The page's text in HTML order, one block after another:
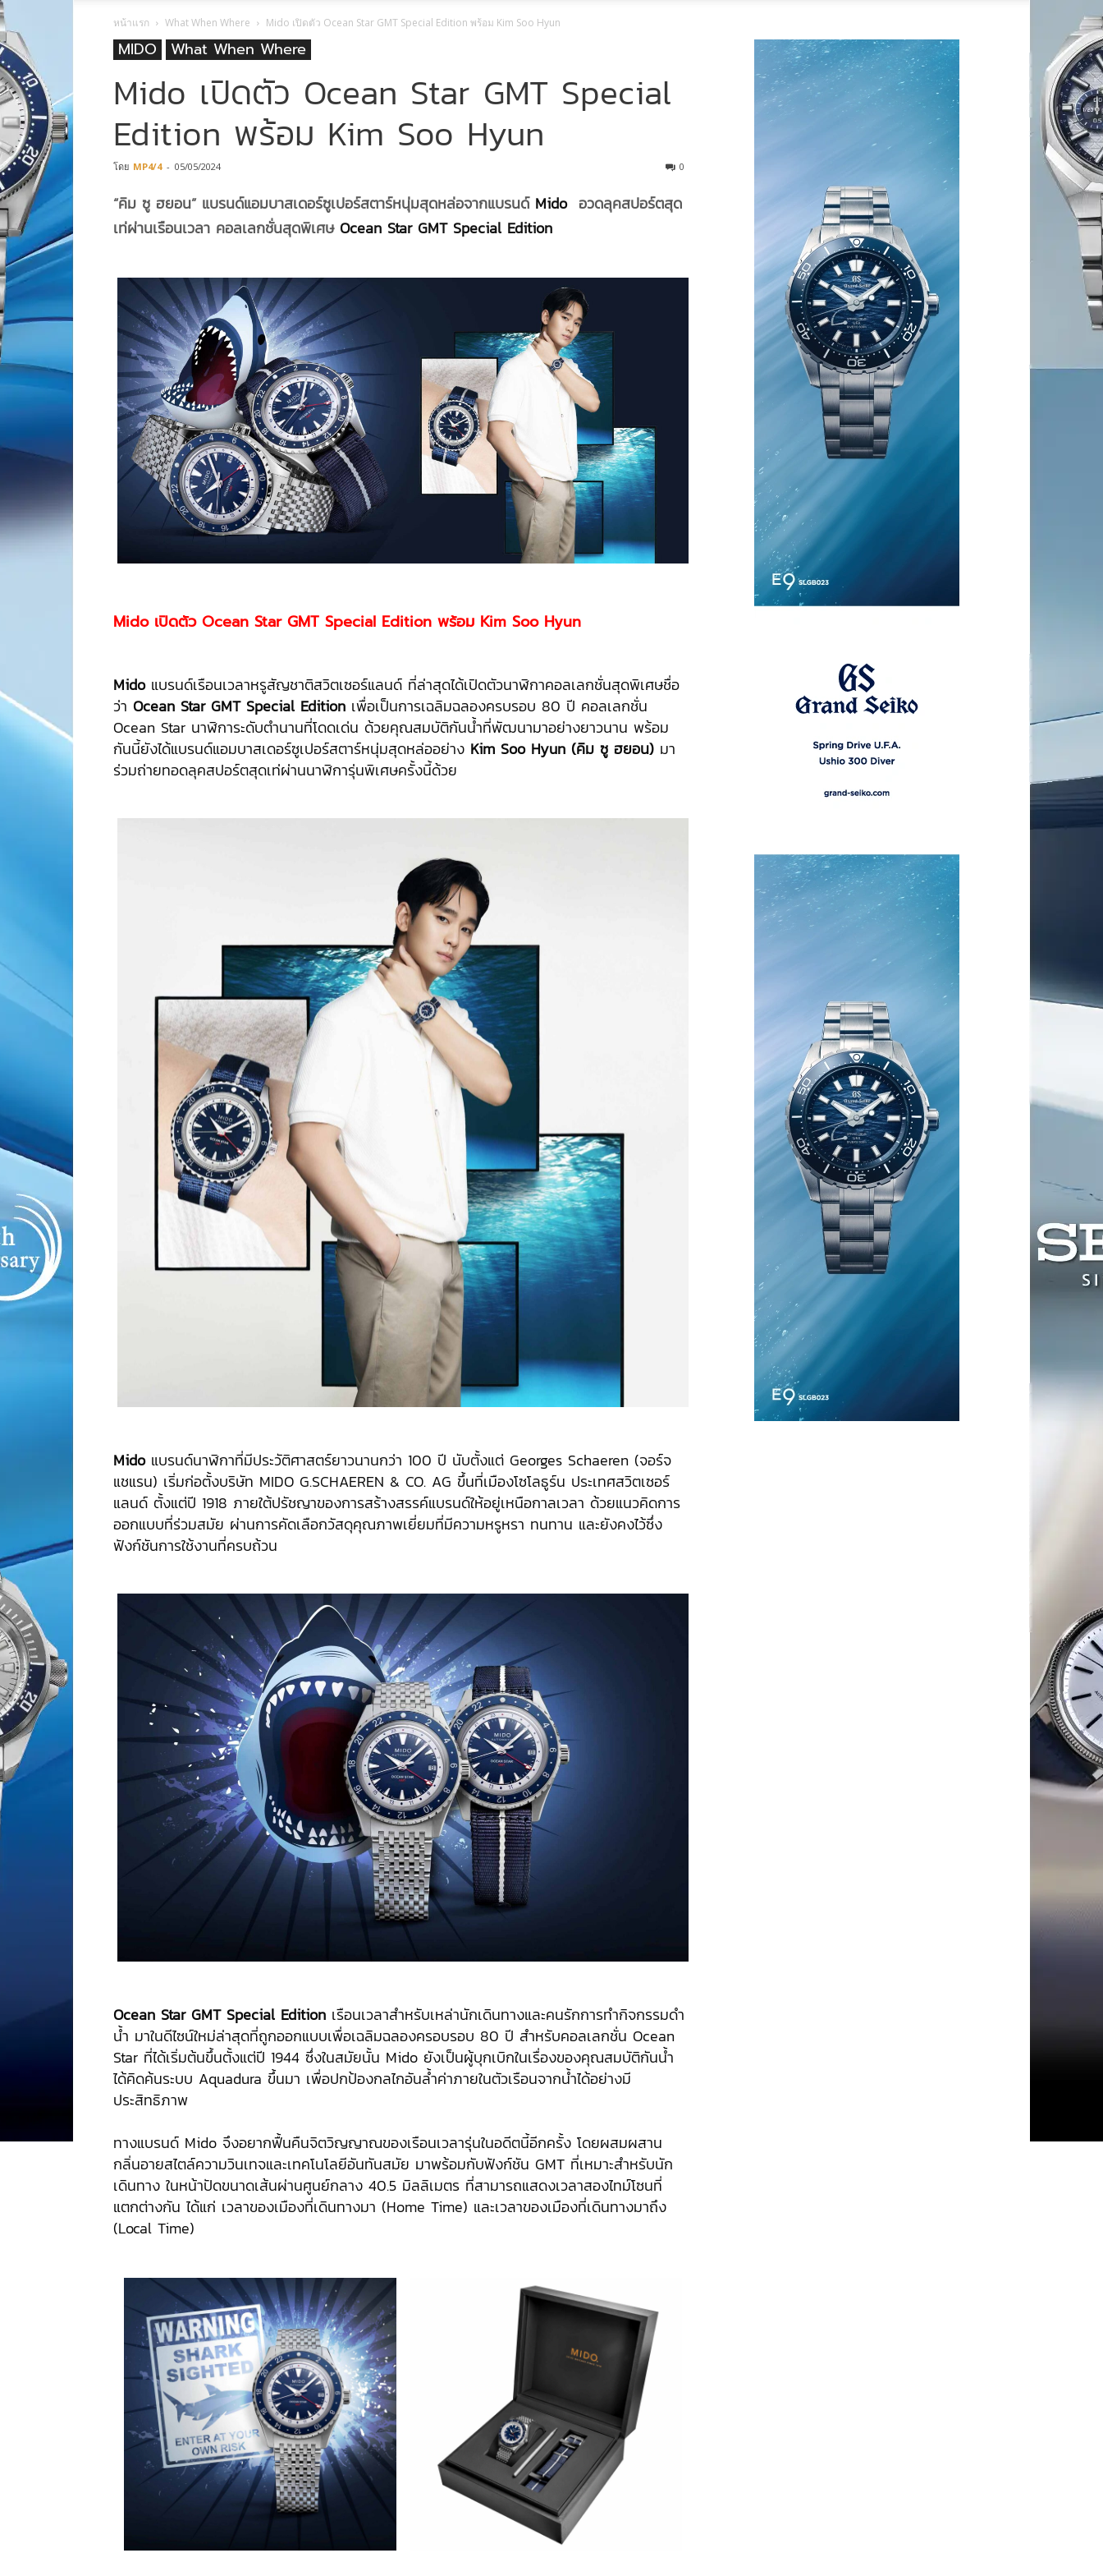
หน้าแรก What When Where Mido เปิดตัว Ocean Star GMT Special Edition พร้อม Kim Soo Hyun
MIDO What When Where
Mido เปิดตัว Ocean Star GMT Special
Edition พร้อม Kim Soo Hyun
โดย MP4/4 - 05/05/2024 0
“คิม ซู ฮยอน” แบรนด์แอมบาสเดอร์ซูเปอร์สตาร์หนุ่มสุดหล่อจากแบรนด์ Mido อวดลุคสปอร์ตสุด
เท่ผ่านเรือนเวลา คอลเลกชั่นสุดพิเศษ Ocean Star GMT Special Edition
Mido เปิดตัวOcean Star GMT Special Edition พร้อม Kim Soo Hyun
Midoแบรนด์เรือนเวลาหรูสัญชาติสวิตเซอร์แลนด์ ที่ล่าสุดได้เปิดตัวนาฬิกาคอลเลกชั่นสุดพิเศษชื่อ
ว่า Ocean Star GMT Special Edition เพื่อเป็นการเฉลิมฉลองครบรอบ 80 ปี คอลเลกชั่น
Ocean Star นาฬิการะดับตำนานที่โดดเด่น ด้วยคุณสมบัติกันน้ำที่พัฒนามาอย่างยาวนาน พร้อม
กันนี้ยังได้แบรนด์แอมบาสเดอร์ซูเปอร์สตาร์หนุ่มสุดหล่ออย่าง Kim Soo Hyun (คิม ซู ฮยอน) มา
ร่วมถ่ายทอดลุคสปอร์ตสุดเท่ผ่านนาฬิการุ่นพิเศษครั้งนี้ด้วย
Midoแบรนด์นาฬิกาที่มีประวัติศาสตร์ยาวนานกว่า 100 ปี นับตั้งแต่ Georges Schaeren (จอร์จ
แชแรน) เริ่มก่อตั้งบริษัท MIDO G.SCHAEREN & CO. AG ขึ้นที่เมืองโซโลธูร์น ประเทศสวิตเซอร์
แลนด์ ตั้งแต่ปี 1918 ภายใต้ปรัชญาของการสร้างสรรค์แบรนด์ให้อยู่เหนือกาลเวลา ด้วยแนวคิดการ
ออกแบบที่ร่วมสมัย ผ่านการคัดเลือกวัสดุคุณภาพเยี่ยมที่มีความหรูหรา ทนทาน และยังคงไว้ซึ่ง
ฟังก์ชันการใช้งานที่ครบถ้วน
Ocean Star GMT Special Edition เรือนเวลาสำหรับเหล่านักเดินทางและคนรักการทำกิจกรรมดำ
น้ำ มาในดีไซน์ใหม่ล่าสุดที่ถูกออกแบบเพื่อเฉลิมฉลองครอบรอบ 80 ปี สำหรับคอลเลกชั่น Ocean
Star ที่ได้เริ่มต้นขึ้นตั้งแต่ปี 1944 ซึ่งในสมัยนั้น Mido ยังเป็นผู้บุกเบิกในเรื่องของคุณสมบัติกันน้ำ
ได้คิดค้นระบบ Aquadura ขึ้นมา เพื่อปกป้องกลไกอันล้ำค่าภายในตัวเรือนจากน้ำได้อย่างมี
ประสิทธิภาพ
ทางแบรนด์ Mido จึงอยากฟื้นคืนจิตวิญญาณของเรือนเวลารุ่นในอดีตนี้อีกครั้ง โดยผสมผสาน
กลิ่นอายสไตล์ความวินเทจและเทคโนโลยีอันทันสมัย มาพร้อมกับฟังก์ชัน GMT ที่เหมาะสำหรับนัก
เดินทาง ในหน้าปัดขนาดเส้นผ่านศูนย์กลาง 40.5 มิลลิเมตร ที่สามารถแสดงเวลาสองไทม์โซนที่
แตกต่างกัน ได้แก่ เวลาของเมืองที่เดินทางมา (Home Time) และเวลาของเมืองที่เดินทางมาถึง
(Local Time)